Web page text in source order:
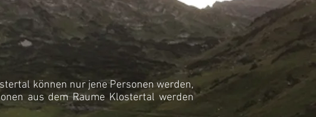
können nur jene Personen werden,
aus dem Raume Klostertal werden